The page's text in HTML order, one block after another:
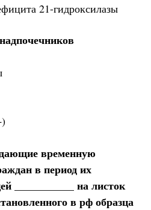
21-гидроксилазы
временную
в период их
___________ на листок
в рф образца